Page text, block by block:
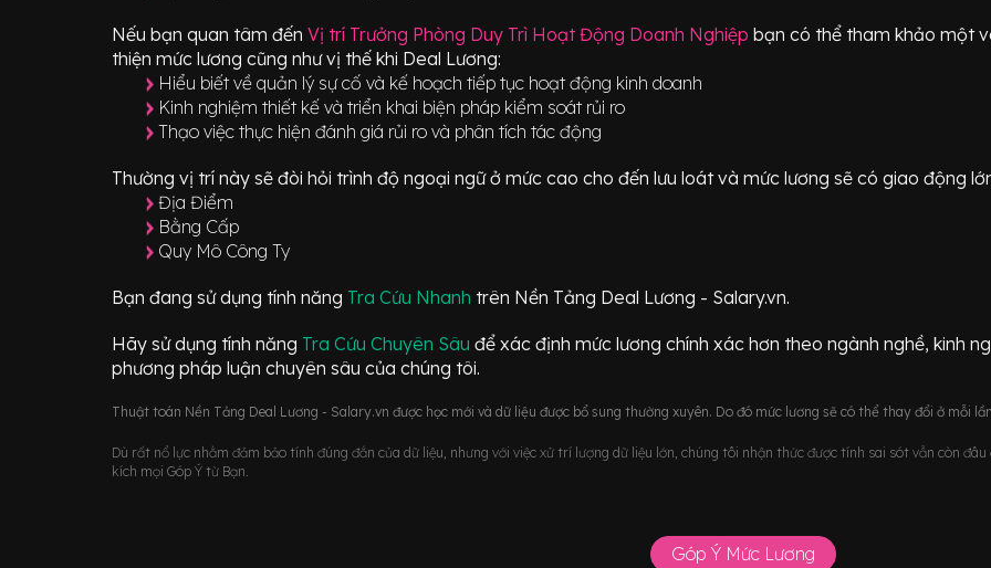
Nếu bạn quan tâm đến Vị trí Trưởng Phòng Duy Trì Hoạt Động Doanh Nghiệp bạn có thể tham khảo một
thiện mức lương cũng như vị thế khi Deal Lương:
Hiểu biết về quản lý sự cố và kế hoạch tiếp tục hoạt động kinh doanh
Kinh nghiệm thiết kế và triển khai biện pháp kiểm soát rủi ro
Thạo việc thực hiện đánh giá rủi ro và phân tích tác động
Thường vị trí này sẽ đòi hỏi trình độ ngoại ngữ ở mức cao cho đến lưu loát và mức lương sẽ có giao động
Địa Điểm
Bằng Cấp
Quy Mô Công Ty
Bạn đang sử dụng tính năng Tra Cứu Nhanh trên Nền Tảng Deal Lương - Salary.vn.
Hãy sử dụng tính năng Tra Cứu Chuyên Sâu để xác định mức lương chính xác hơn theo ngành nghề, kinh
phương pháp luận chuyên sâu của chúng tôi.
Thuật toán Nền Tảng Deal Lương - Salary.vn được học mới và dữ liệu được bổ sung thường xuyên. Do đó mức lương sẽ có thể thay đổi ở mỗi
Dù rất nổ lực nhằm đảm bảo tính đúng đắn của dữ liệu, nhưng với việc xử trí lượng dữ liệu lớn, chúng tôi nhận thức được tính sai sót vẫn còn
kích mọi Góp Ý từ Bạn.
Góp Ý Mức Lương